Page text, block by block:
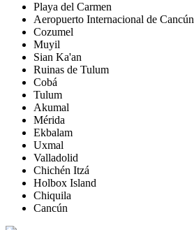
Playa del Carmen
Aeropuerto Internacional de Cancún
Cozumel
Muyil
Sian Ka'an
Ruinas de Tulum
Cobá
Tulum
Akumal
Mérida
Ekbalam
Uxmal
Valladolid
Chichén Itzá
Holbox Island
Chiquila
Cancún